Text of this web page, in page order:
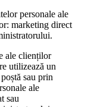
personale ale
marketing direct
ale clienților
utilizează un
sau prin
ale
sau